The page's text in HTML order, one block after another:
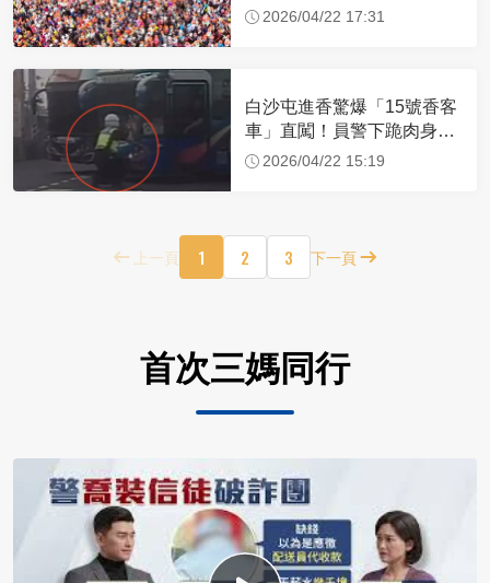
32.1萬創新高
2026/04/22 17:31
白沙屯進香驚爆「15號香客
車」直闖！員警下跪肉身擋
車：讓行人先過
2026/04/22 15:19
上一頁 1 2 3 下一頁
首次三媽同行